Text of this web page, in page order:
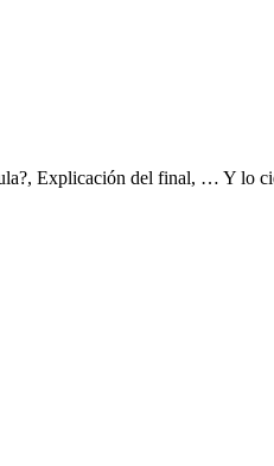
Explicación del final, … Y lo